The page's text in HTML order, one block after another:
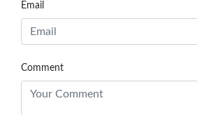
Email
Comment